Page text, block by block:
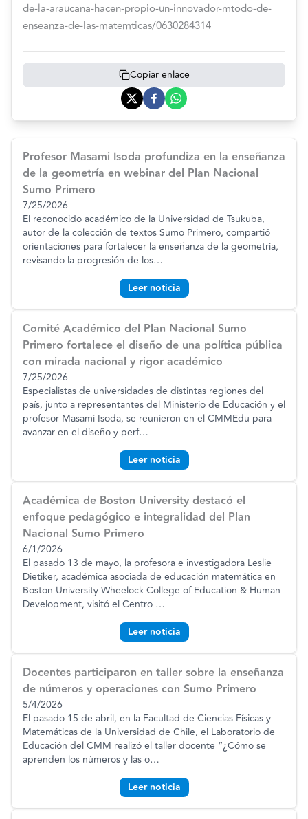
de-la-araucana-hacen-propio-un-innovador-mtodo-de-
enseanza-de-las-matemticas/0630284314
Copiar enlace
Profesor Masami Isoda profundiza en la enseñanza
de la geometría en webinar del Plan Nacional
Sumo Primero
7/25/2026
El reconocido académico de la Universidad de Tsukuba,
autor de la colección de textos Sumo Primero, compartió
orientaciones para fortalecer la enseñanza de la geometría,
revisando la progresión de los…
Leer noticia
Comité Académico del Plan Nacional Sumo
Primero fortalece el diseño de una política pública
con mirada nacional y rigor académico
7/25/2026
Especialistas de universidades de distintas regiones del
país, junto a representantes del Ministerio de Educación y el
profesor Masami Isoda, se reunieron en el CMMEdu para
avanzar en el diseño y perf…
Leer noticia
Académica de Boston University destacó el
enfoque pedagógico e integralidad del Plan
Nacional Sumo Primero
6/1/2026
El pasado 13 de mayo, la profesora e investigadora Leslie
Dietiker, académica asociada de educación matemática en
Boston University Wheelock College of Education & Human
Development, visitó el Centro …
Leer noticia
Docentes participaron en taller sobre la enseñanza
de números y operaciones con Sumo Primero
5/4/2026
El pasado 15 de abril, en la Facultad de Ciencias Físicas y
Matemáticas de la Universidad de Chile, el Laboratorio de
Educación del CMM realizó el taller docente “¿Cómo se
aprenden los números y las o…
Leer noticia